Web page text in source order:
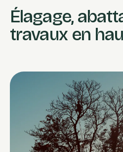
Élagage,
travaux en